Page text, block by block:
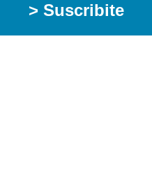
> Suscribite